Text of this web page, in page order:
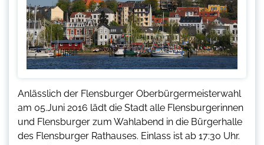
Anlässlich der Flensburger Oberbürgermeisterwahl
am 05.Juni 2016 lädt die Stadt alle Flensburgerinnen
und Flensburger zum Wahlabend in die Bürgerhalle
des Flensburger Rathauses. Einlass ist ab 17:30 Uhr.